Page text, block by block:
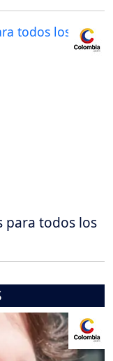
para todos los